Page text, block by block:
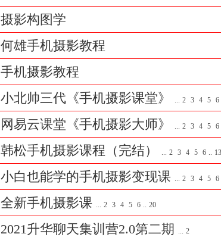
摄影构图学
何雄手机摄影教程
手机摄影教程
小北帅三代《手机摄影课堂》 ... 2 3 4 5 6
网易云课堂《手机摄影大师》 ... 2 3 4 5 6
韩松手机摄影课程（完结） ... 2 3 4 5 6 ..
小白也能学的手机摄影变现课 ... 2 3 4 5 6
全新手机摄影课 ... 2 3 4 5 6 .. 20
2021升华聊天集训营2.0第二期 ... 2